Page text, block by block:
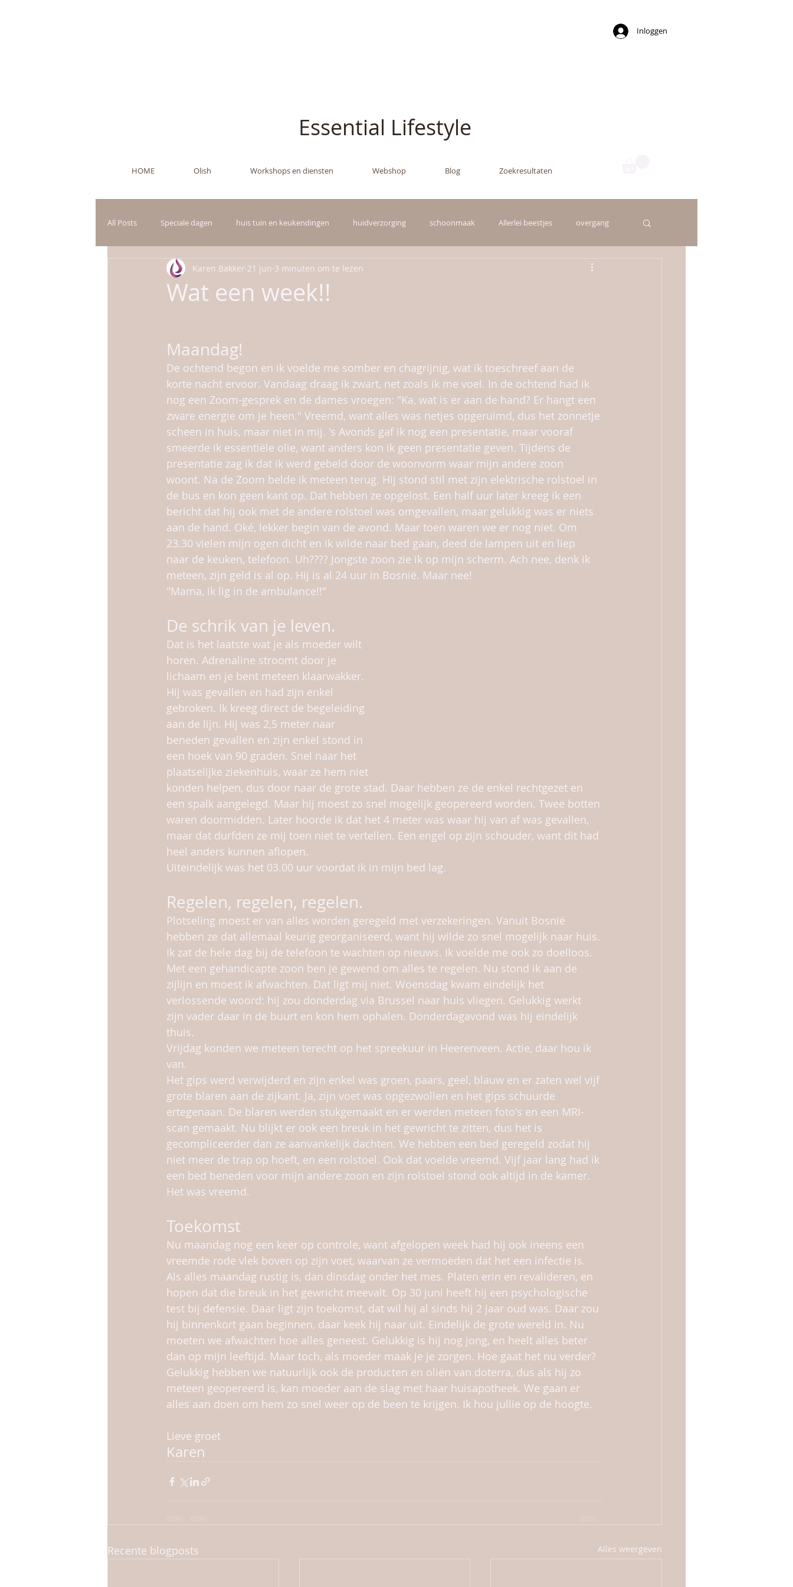
Inloggen
Essential Lifestyle
HOME Olish Workshops en diensten Webshop Blog Zoekresultaten
All Posts Speciale dagen huis tuin en keukendingen huidverzorging schoonmaak Allerlei beestjes overgang
huisdieren gezondheid Olie wetenswaardigheden
Wat een week!!
Karen Bakker 21 jun 3 minuten om te lezen
Maandag!
De ochtend begon en ik voelde me somber en chagrijnig, wat ik toeschreef aan de
korte nacht ervoor. Vandaag draag ik zwart, net zoals ik me voel. In de ochtend had ik
nog een Zoom-gesprek en de dames vroegen: "Ka, wat is er aan de hand? Er hangt een
zware energie om je heen." Vreemd, want alles was netjes opgeruimd, dus het zonnetje
scheen in huis, maar niet in mij. 's Avonds gaf ik nog een presentatie, maar vooraf
smeerde ik essentiële olie, want anders kon ik geen presentatie geven. Tijdens de
presentatie zag ik dat ik werd gebeld door de woonvorm waar mijn andere zoon
woont. Na de Zoom belde ik meteen terug. Hij stond stil met zijn elektrische rolstoel in
de bus en kon geen kant op. Dat hebben ze opgelost. Een half uur later kreeg ik een
bericht dat hij ook met de andere rolstoel was omgevallen, maar gelukkig was er niets
aan de hand. Oké, lekker begin van de avond. Maar toen waren we er nog niet. Om
23.30 vielen mijn ogen dicht en ik wilde naar bed gaan, deed de lampen uit en liep
naar de keuken, telefoon. Uh???? Jongste zoon zie ik op mijn scherm. Ach nee, denk ik
meteen, zijn geld is al op. Hij is al 24 uur in Bosnië. Maar nee!
"Mama, ik lig in de ambulance!!"
De schrik van je leven.
Dat is het laatste wat je als moeder wilt
horen. Adrenaline stroomt door je
lichaam en je bent meteen klaarwakker.
Hij was gevallen en had zijn enkel
gebroken. Ik kreeg direct de begeleiding
aan de lijn. Hij was 2,5 meter naar
beneden gevallen en zijn enkel stond in
een hoek van 90 graden. Snel naar het
plaatselijke ziekenhuis, waar ze hem niet
konden helpen, dus door naar de grote stad. Daar hebben ze de enkel rechtgezet en
een spalk aangelegd. Maar hij moest zo snel mogelijk geopereerd worden. Twee botten
waren doormidden. Later hoorde ik dat het 4 meter was waar hij van af was gevallen,
maar dat durfden ze mij toen niet te vertellen. Een engel op zijn schouder, want dit had
heel anders kunnen aflopen.
Uiteindelijk was het 03.00 uur voordat ik in mijn bed lag.
Regelen, regelen, regelen.
Plotseling moest er van alles worden geregeld met verzekeringen. Vanuit Bosnië
hebben ze dat allemaal keurig georganiseerd, want hij wilde zo snel mogelijk naar huis.
Ik zat de hele dag bij de telefoon te wachten op nieuws. Ik voelde me ook zo doelloos.
Met een gehandicapte zoon ben je gewend om alles te regelen. Nu stond ik aan de
zijlijn en moest ik afwachten. Dat ligt mij niet. Woensdag kwam eindelijk het
verlossende woord: hij zou donderdag via Brussel naar huis vliegen. Gelukkig werkt
zijn vader daar in de buurt en kon hem ophalen. Donderdagavond was hij eindelijk
thuis.
Vrijdag konden we meteen terecht op het spreekuur in Heerenveen. Actie, daar hou ik
van.
Het gips werd verwijderd en zijn enkel was groen, paars, geel, blauw en er zaten wel vijf
grote blaren aan de zijkant. Ja, zijn voet was opgezwollen en het gips schuurde
ertegenaan. De blaren werden stukgemaakt en er werden meteen foto's en een MRI-
scan gemaakt. Nu blijkt er ook een breuk in het gewricht te zitten, dus het is
gecompliceerder dan ze aanvankelijk dachten. We hebben een bed geregeld zodat hij
niet meer de trap op hoeft, en een rolstoel. Ook dat voelde vreemd. Vijf jaar lang had ik
een bed beneden voor mijn andere zoon en zijn rolstoel stond ook altijd in de kamer.
Het was vreemd.
Toekomst
Nu maandag nog een keer op controle, want afgelopen week had hij ook ineens een
vreemde rode vlek boven op zijn voet, waarvan ze vermoeden dat het een infectie is.
Als alles maandag rustig is, dan dinsdag onder het mes. Platen erin en revalideren, en
hopen dat die breuk in het gewricht meevalt. Op 30 juni heeft hij een psychologische
test bij defensie. Daar ligt zijn toekomst, dat wil hij al sinds hij 2 jaar oud was. Daar zou
hij binnenkort gaan beginnen, daar keek hij naar uit. Eindelijk de grote wereld in. Nu
moeten we afwachten hoe alles geneest. Gelukkig is hij nog jong, en heelt alles beter
dan op mijn leeftijd. Maar toch, als moeder maak je je zorgen. Hoe gaat het nu verder?
Gelukkig hebben we natuurlijk ook de producten en oliën van doterra, dus als hij zo
meteen geopereerd is, kan moeder aan de slag met haar huisapotheek. We gaan er
alles aan doen om hem zo snel weer op de been te krijgen. Ik hou jullie op de hoogte.
Lieve groet
Karen
Recente blogposts Alles weergeven